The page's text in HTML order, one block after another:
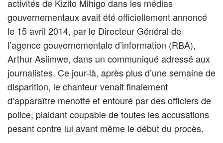
activités de Kizito Mihigo dans les médias
gouvernementaux avait été officiellement annoncé
le 15 avril 2014, par le Directeur Général de
l’agence gouvernementale d’information (RBA),
Arthur Asiimwe, dans un communiqué adressé aux
journalistes. Ce jour-là, après plus d’une semaine de
disparition, le chanteur venait finalement
d’apparaître menotté et entouré par des officiers de
police, plaidant coupable de toutes les accusations
pesant contre lui avant même le début du procès.